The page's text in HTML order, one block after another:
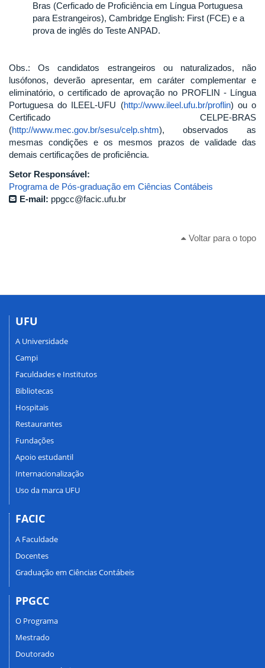
Bras (Cerficado de Proficiência em Língua Portuguesa
para Estrangeiros), Cambridge English: First (FCE) e a
prova de inglês do Teste ANPAD.
Obs.: Os candidatos estrangeiros ou naturalizados, não
lusófonos, deverão apresentar, em caráter complementar e
eliminatório, o certificado de aprovação no PROFLIN - Língua
Portuguesa do ILEEL-UFU (http://www.ileel.ufu.br/proflin) ou o
Certificado CELPE-BRAS
(http://www.mec.gov.br/sesu/celp.shtm), observados as
mesmas condições e os mesmos prazos de validade das
demais certificações de proficiência.
Setor Responsável:
Programa de Pós-graduação em Ciências Contábeis
E-mail: ppgcc@facic.ufu.br
Voltar para o topo
UFU
A Universidade
Campi
Faculdades e Institutos
Bibliotecas
Hospitais
Restaurantes
Fundações
Apoio estudantil
Internacionalização
Uso da marca UFU
FACIC
A Faculdade
Docentes
Graduação em Ciências Contábeis
PPGCC
O Programa
Mestrado
Doutorado